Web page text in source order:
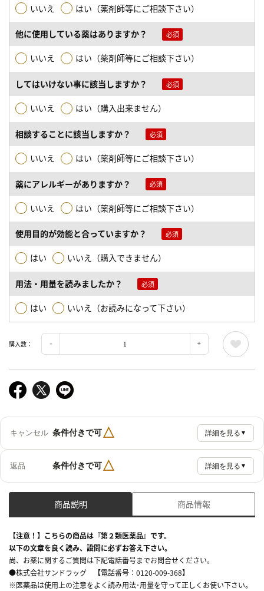
いいえ はい（薬剤師等にご相談下さい）
他に使用している薬はありますか？
いいえ はい（薬剤師等にご相談下さい）
してはいけない事に該当しますか？
いいえ はい（購入出来ません）
相談することに該当しますか？
いいえ はい（薬剤師等にご相談下さい）
薬にアレルギーがありますか？
いいえ はい（薬剤師等にご相談下さい）
使用目的が効能と合っていますか？
はい いいえ（購入できません）
用法・用量を読みましたか？
はい いいえ（お読みになって下さい）
購入数：
キャンセル 条件付きで可△ 詳細を見る ▼
返品 条件付きで可△ 詳細を見る ▼
商品説明 商品情報
【注意！】こちらの商品は『第２類医薬品』です。
以下の文章を良く読み、設問に必ずお答え下さい。
尚、お薬に関するご質問は下記電話番号までお問合せください。
●株式会社サンドラッグ 【電話番号：0120-009-368】
※医薬品は使用上の注意をよく読み用法･用量を守って正しくお使い下さい。